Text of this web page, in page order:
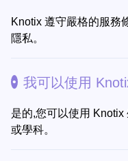
Knotix 遵守嚴格的服務
隱私。
我可以使用
是的,您可以使用
或學科。